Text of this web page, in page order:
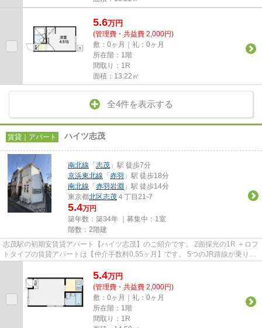
5.6万円
(管理費・共益費 2,000円)
敷：0ヶ月｜礼：0ヶ月
所在階：1階
間取り：1R
面積：13.22㎡
全4件を表示する
賃貸｜アパート ハイツ志茂
南北線 「 志茂 」駅 徒歩7分
京浜東北線 「 赤羽 」駅 徒歩18分
南北線 「 赤羽岩淵 」駅 徒歩14分
東京都北区志茂 ４丁目21-7
5.4万円
築年数：築34年 ｜募集中： 1室
階数：2階建
志茂駅の初期安賃貸アパート【ハイツ志茂】のご紹介です。 2面採光の1R ＋ロフ
トタイプの賃貸アパートは【仲介手数料0.55ヶ月】です。 5つのJR路線が乗り入
5.4万円
(管理費・共益費 2,000円)
敷：0ヶ月｜礼：0ヶ月
所在階：1階
間取り：1R